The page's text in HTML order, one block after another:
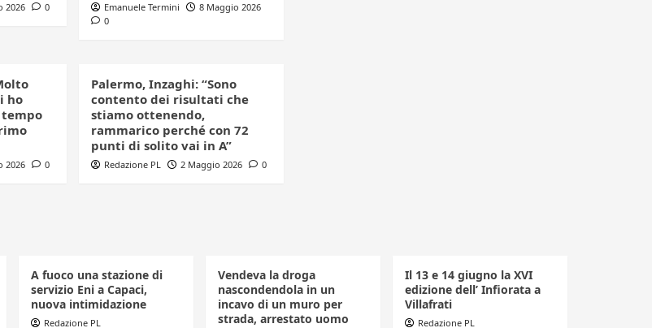
2026 0 Emanuele Termini
8 Maggio 2026
0
ho
tempo
2026 0
Palermo, Inzaghi: “Sono
contento dei risultati che
stiamo ottenendo,
rammarico perché con 72
punti di solito vai in A”
Redazione PL 2 Maggio 2026 0
A fuoco una stazione di
servizio Eni a Capaci,
nuova intimidazione
Redazione PL
Vendeva la droga
nascondendola in un
incavo di un muro per
strada, arrestato uomo
Il 13 e 14 giugno la XVI
edizione dell’ Infiorata a
Villafrati
Redazione PL